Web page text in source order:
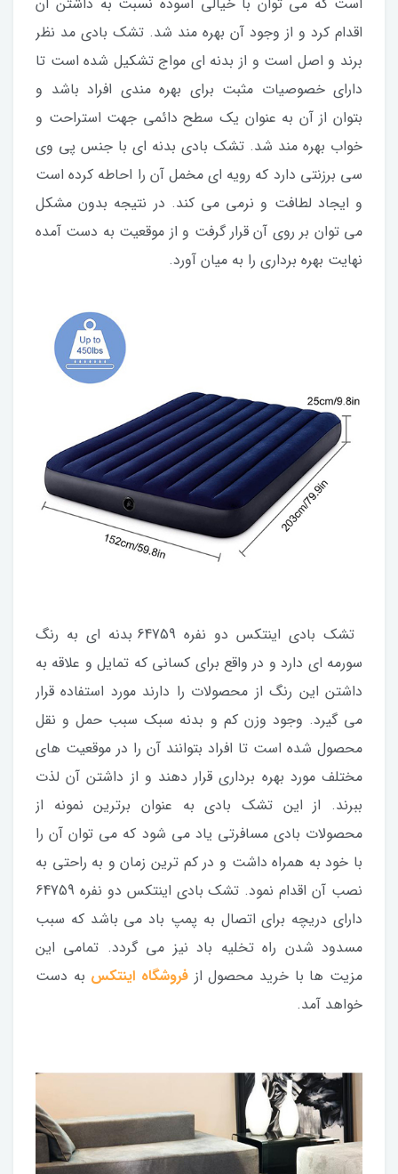
اقدام کرد و از وجود آن بهره مند شد. تشک بادی مد نظر
برند و اصل است و از بدنه ای مواج تشکیل شده است تا
دارای خصوصیات مثبت برای بهره مندی افراد باشد و
بتوان از آن به عنوان یک سطح دائمی جهت استراحت و
خواب بهره مند شد. تشک بادی بدنه ای با جنس پی وی
سی برزنتی دارد که رویه ای مخمل آن را احاطه کرده است
و ایجاد لطافت و نرمی می کند. در نتیجه بدون مشکل
می توان بر روی آن قرار گرفت و از موقعیت به دست آمده
نهایت بهره برداری را به میان آورد.
تشک بادی اینتکس دو نفره 64759 بدنه ای به رنگ
سورمه ای دارد و در واقع برای کسانی که تمایل و علاقه به
داشتن این رنگ از محصولات را دارند مورد استفاده قرار
می گیرد. وجود وزن کم و بدنه سبک سبب حمل و نقل
محصول شده است تا افراد بتوانند آن را در موقعیت های
مختلف مورد بهره برداری قرار دهند و از داشتن آن لذت
ببرند. از این تشک بادی به عنوان برترین نمونه از
محصولات بادی مسافرتی یاد می شود که می توان آن را
با خود به همراه داشت و در کم ترین زمان و به راحتی به
نصب آن اقدام نمود. تشک بادی اینتکس دو نفره 64759
دارای دریچه برای اتصال به پمپ باد می باشد که سبب
مسدود شدن راه تخلیه باد نیز می گردد. تمامی این
مزیت ها با خرید محصول از فروشگاه اینتکس به دست
خواهد آمد.